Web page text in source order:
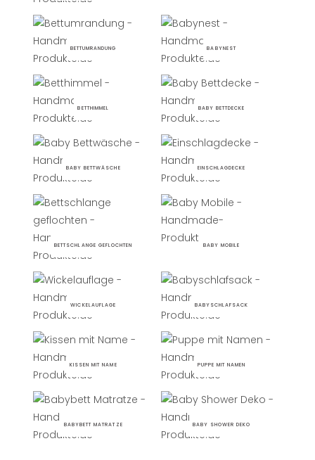
BETTUMRANDUNG BABYNEST
BETTHIMMEL BABY BETTDECKE
BABY BETTWÄSCHE EINSCHLAGDECKE
BETTSCHLANGE GEFLOCHTEN BABY MOBILE
WICKELAUFLAGE BABYSCHLAFSACK
KISSEN MIT NAME PUPPE MIT NAMEN
BABYBETT MATRATZE BABY SHOWER DEKO